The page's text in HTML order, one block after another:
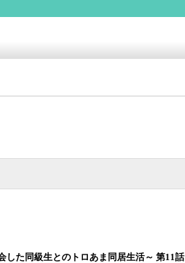
した同級生とのトロあま同居生活～ 第11話